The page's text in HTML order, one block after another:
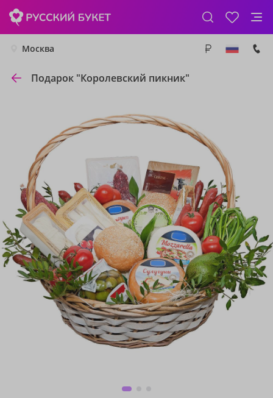
Москва
Подарок "Королевский пикник"